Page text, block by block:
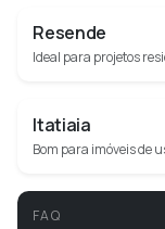
Resende
Ideal para projetos
Itatiaia
Bom para imóveis de
FAQ